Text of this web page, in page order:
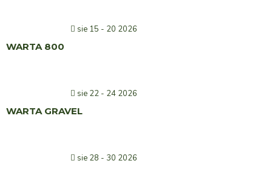
sie 15 - 20 2026
WARTA 800
sie 22 - 24 2026
WARTA GRAVEL
sie 28 - 30 2026